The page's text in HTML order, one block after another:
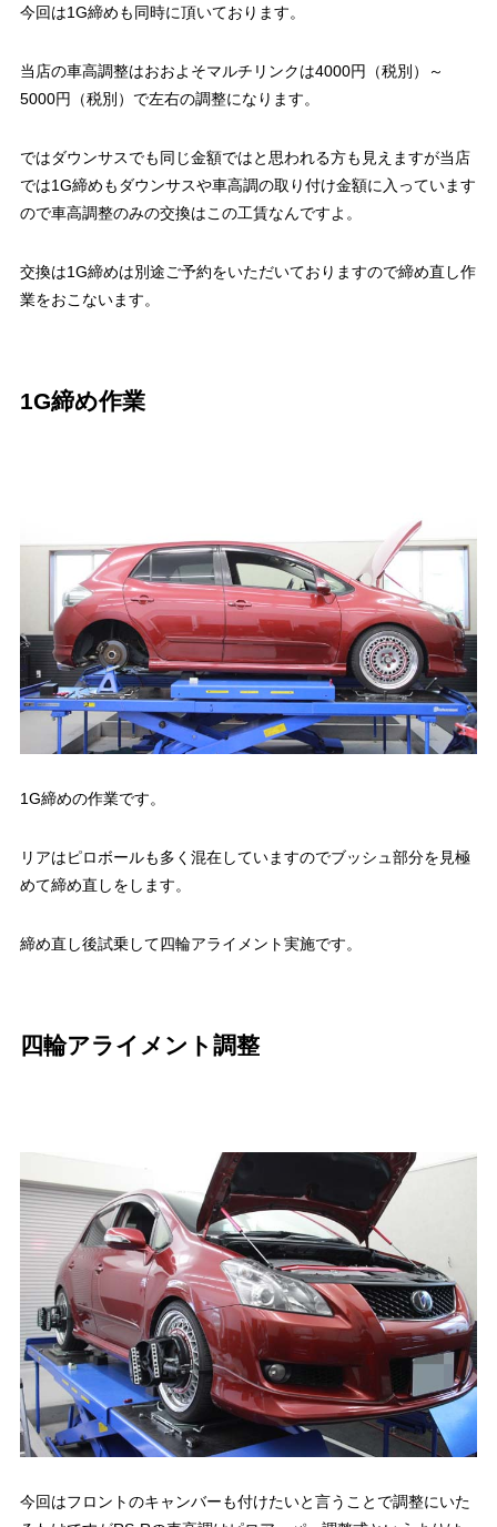
今回は1G締めも同時に頂いております。
当店の車高調整はおおよそマルチリンクは4000円（税別）～
5000円（税別）で左右の調整になります。
ではダウンサスでも同じ金額ではと思われる方も見えますが当店
では1G締めもダウンサスや車高調の取り付け金額に入っています
ので車高調整のみの交換はこの工賃なんですよ。
交換は1G締めは別途ご予約をいただいておりますので締め直し作
業をおこないます。
1G締め作業
1G締めの作業です。
リアはピロボールも多く混在していますのでブッシュ部分を見極
めて締め直しをします。
締め直し後試乗して四輪アライメント実施です。
四輪アライメント調整
今回はフロントのキャンバーも付けたいと言うことで調整にいた